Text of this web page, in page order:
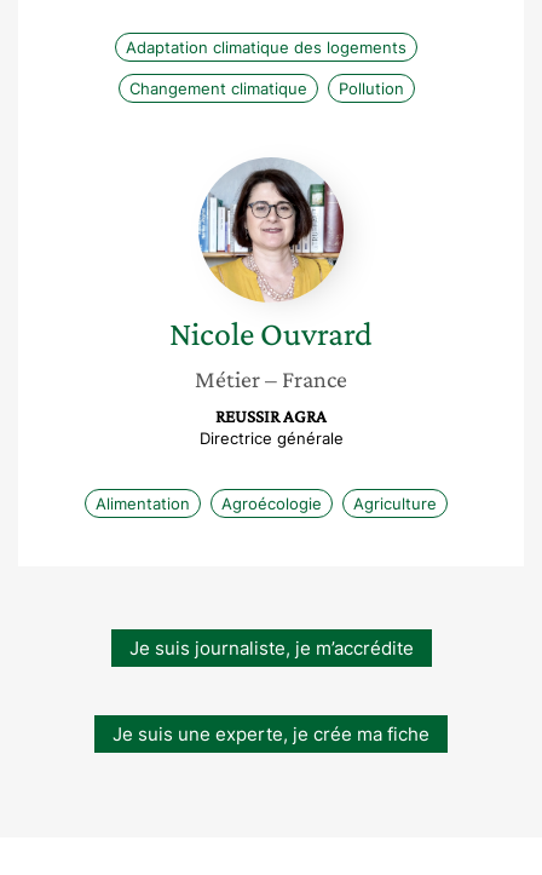
Adaptation climatique des logements
Changement climatique Pollution
Nicole
Ouvrard
NicoleOuvrard
Métier– France
REUSSIR AGRA
Directrice générale
Alimentation Agroécologie Agriculture
Je suis journaliste, je m’accrédite
Je suis une experte, je crée ma fiche